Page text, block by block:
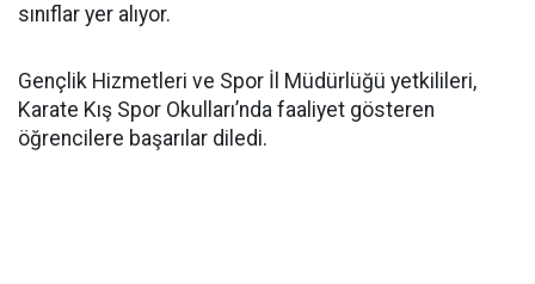
sınıflar yer alıyor.
Gençlik Hizmetleri ve Spor İl Müdürlüğü yetkilileri,
Karate Kış Spor Okulları’nda faaliyet gösteren
öğrencilere başarılar diledi.